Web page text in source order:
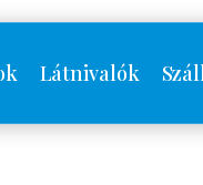
Látnivalók